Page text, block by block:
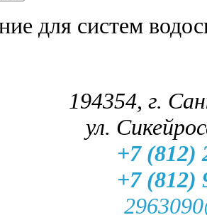
для систем
194354, г.
ул.
+7 (812)
+7 (812)